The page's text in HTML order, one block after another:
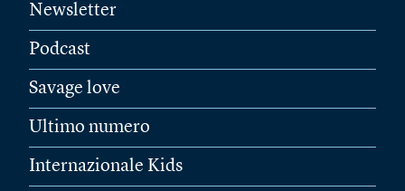
Newsletter
Podcast
Savage love
Ultimo numero
Internazionale Kids